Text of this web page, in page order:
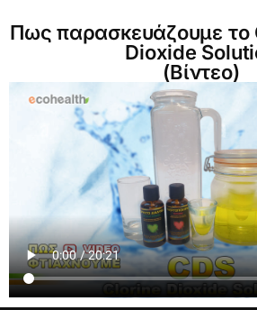
Πως παρασκευάζουμε το
Dioxide
(Βίντεο)